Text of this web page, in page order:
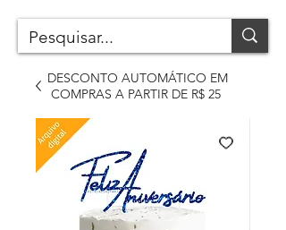
DESCONTO AUTOMÁTICO EM
COMPRAS A PARTIR DE R$ 25